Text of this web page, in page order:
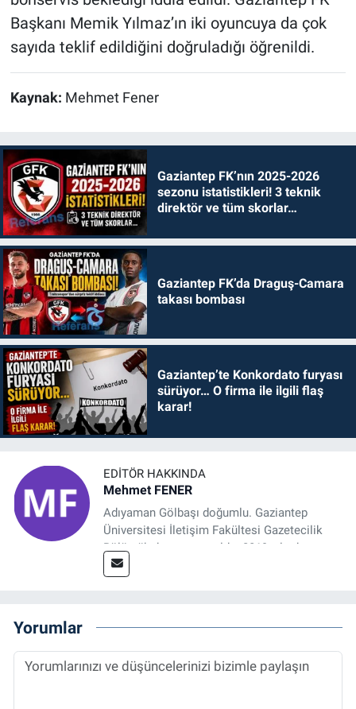
Başkanı Memik Yılmaz’ın iki oyuncuya da çok
sayıda teklif edildiğini doğruladığı öğrenildi.
Kaynak: Mehmet Fener
Gaziantep FK’nın 2025-2026
sezonu istatistikleri! 3 teknik
direktör ve tüm skorlar…
Gaziantep FK’da Draguş-Camara
takası bombası
Gaziantep’te Konkordato furyası
sürüyor… O firma ile ilgili flaş
karar!
EDITÖR HAKKINDA
Mehmet FENER
Adıyaman Gölbaşı doğumlu. Gaziantep
Üniversitesi İletişim Fakültesi Gazetecilik
Bölümü’nden mezun oldu. 2019 yılında
başladığı gazetecilik mesleğinde, muhabir,
Sorumlu Haber Editörü' olarak devam
etmektedir.
Yorumlar